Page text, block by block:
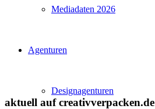
Mediadaten 2026
Agenturen
Designagenturen
aktuell auf creativverpacken.de